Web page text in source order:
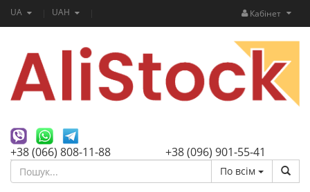
UA UAH Кабінет
+38 (066) 808-11-88 +38 (096) 901-55-41
По всім